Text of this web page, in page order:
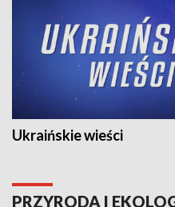
Ukraińskie wieści
PRZYRODA I